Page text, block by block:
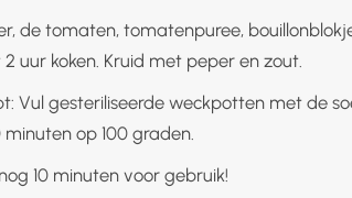
de tomaten, tomatenpuree,
2 uur koken. Kruid met peper en zout.
Vul gesteriliseerde weckpotten met de
op 100 graden.
10 minuten voor gebruik!